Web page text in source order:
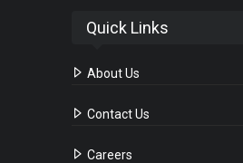
Quick Links
About Us
Contact Us
Careers